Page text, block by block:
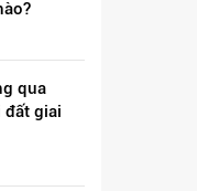
qua
đất giai